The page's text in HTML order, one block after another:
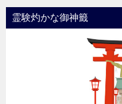
ビ
ゲ
霊験灼かな御神籤